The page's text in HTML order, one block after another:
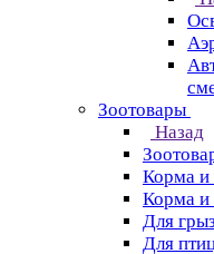
Зоотовары
Назад
Корма и
Корма и
Для
Для